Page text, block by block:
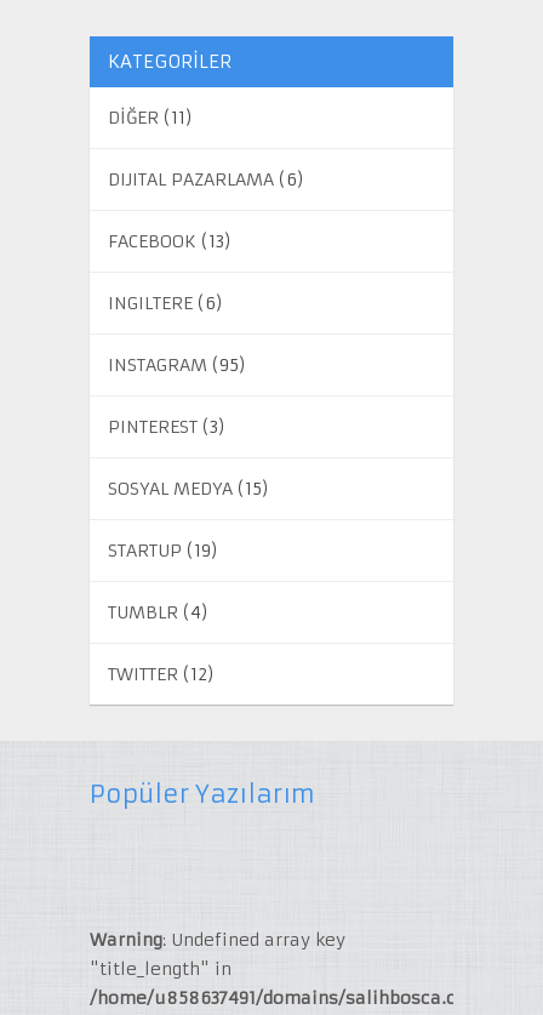
KATEGORILER
DİĞER (11)
DIJITAL PAZARLAMA(6)
FACEBOOK (13)
INGILTERE(6)
INSTAGRAM (95)
PINTEREST(3)
SOSYAL MEDYA(15)
STARTUP (19)
TUMBLR (4)
TWITTER (12)
Popüler Yazılarım
Warning: Undefined array key
"title_length" in
/home/u858637491/domains/salihbosca.com/